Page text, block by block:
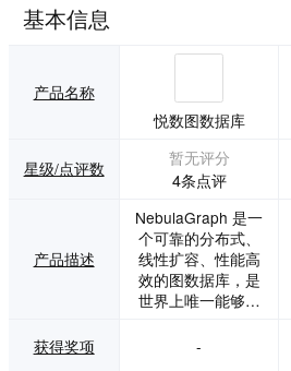
基本信息
产品名称
悦数图数据库
星级/点评数
暂无评分
4条点评
产品描述
NebulaGraph 是一
个可靠的分布式、
线性扩容、性能高
效的图数据库，是
世界上唯一能够容
获得奖项 -